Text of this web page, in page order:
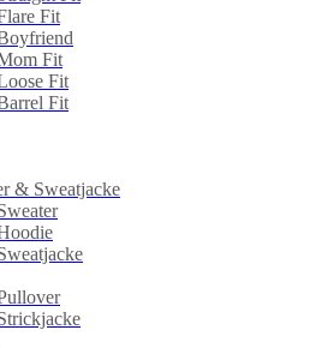
Fit
Fit
Fit
Fit
& Sweatjacke